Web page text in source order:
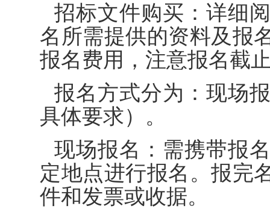
招标文件购买：详细
名所需提供的资料及报
报名费用，注意报名截
报名方式分为：现场
具体要求）。
现场报名：需携带报
定地点进行报名。报完
件和发票或收据。